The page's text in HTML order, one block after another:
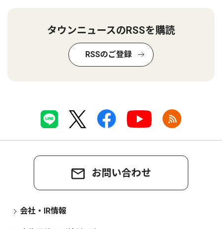
タウンニュースのRSSを購読
RSSのご登録
お問い合わせ
会社・IR情報